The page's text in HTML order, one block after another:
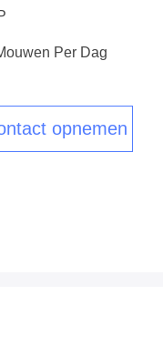
Per Dag
opnemen